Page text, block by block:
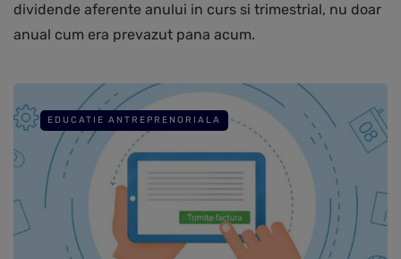
dividende aferente anului in curs si trimestrial, nu doar
anual cum era prevazut pana acum.
EDUCATIE ANTREPRENORIALA